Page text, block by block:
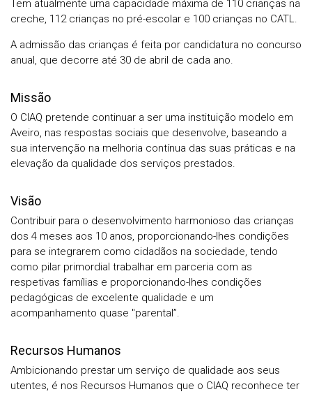
Tem atualmente uma capacidade máxima de 110 crianças na
creche, 112 crianças no pré-escolar e 100 crianças no CATL.
A admissão das crianças é feita por candidatura no concurso
anual, que decorre até 30 de abril de cada ano.
Missão
O CIAQ pretende continuar a ser uma instituição modelo em
Aveiro, nas respostas sociais que desenvolve, baseando a
sua intervenção na melhoria contínua das suas práticas e na
elevação da qualidade dos serviços prestados.
Visão
Contribuir para o desenvolvimento harmonioso das crianças
dos 4 meses aos 10 anos, proporcionando-lhes condições
para se integrarem como cidadãos na sociedade, tendo
como pilar primordial trabalhar em parceria com as
respetivas famílias e proporcionando-lhes condições
pedagógicas de excelente qualidade e um
acompanhamento quase "parental”.
Recursos Humanos
Ambicionando prestar um serviço de qualidade aos seus
utentes, é nos Recursos Humanos que o CIAQ reconhece ter